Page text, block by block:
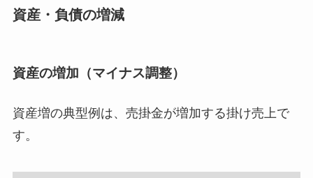
資産・負債の増減
資産の増加（マイナス調整）
資産増の典型例は、売掛金が増加する掛け売上で
す。